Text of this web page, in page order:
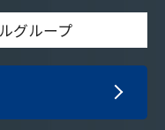
グループ